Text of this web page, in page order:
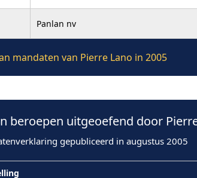
Panlan nv
mandaten van Pierre Lano in 2005
beroepen uitgeoefend door
gepubliceerd in augustus 2005